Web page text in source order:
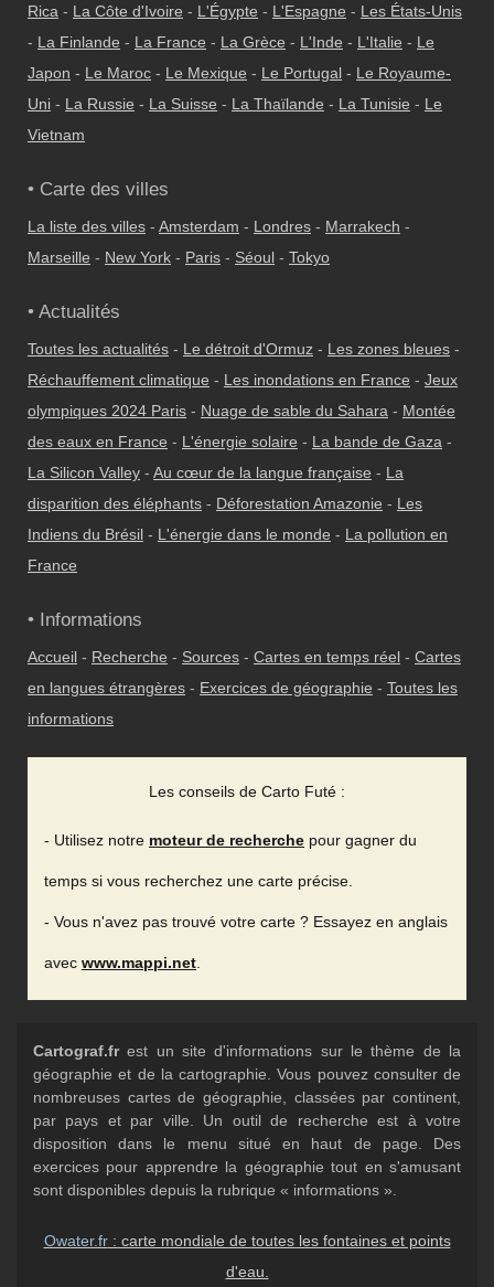
Rica - La Côte d'Ivoire - L'Égypte - L'Espagne - Les États-Unis
- La Finlande - La France - La Grèce - L'Inde - L'Italie - Le
Japon - Le Maroc - Le Mexique - Le Portugal - Le Royaume-
Uni - La Russie - La Suisse - La Thaïlande - La Tunisie - Le
Vietnam
• Carte des villes
La liste des villes - Amsterdam - Londres - Marrakech -
Marseille - New York - Paris - Séoul - Tokyo
• Actualités
Toutes les actualités - Le détroit d'Ormuz - Les zones bleues -
Réchauffement climatique - Les inondations en France - Jeux
olympiques 2024 Paris - Nuage de sable du Sahara - Montée
des eaux en France - L'énergie solaire - La bande de Gaza -
La Silicon Valley - Au cœur de la langue française - La
disparition des éléphants - Déforestation Amazonie - Les
Indiens du Brésil - L'énergie dans le monde - La pollution en
France
• Informations
Accueil - Recherche - Sources - Cartes en temps réel - Cartes
en langues étrangères - Exercices de géographie - Toutes les
informations
Les conseils de Carto Futé :
- Utilisez notre moteur de recherche pour gagner du
temps si vous recherchez une carte précise.
- Vous n'avez pas trouvé votre carte ? Essayez en anglais
avec www.mappi.net
Cartograf.frest un site d'informations sur le thème de la
géographie et de la cartographie. Vous pouvez consulter de
nombreuses cartes de géographie, classées par continent,
par pays et par ville. Un outil de recherche est à votre
disposition dans le menu situé en haut de page. Des
exercices pour apprendre la géographie tout en s'amusant
sont disponibles depuis la rubrique « informations ».
Owater.fr: carte mondiale de toutes les fontaines et points
d'eau.